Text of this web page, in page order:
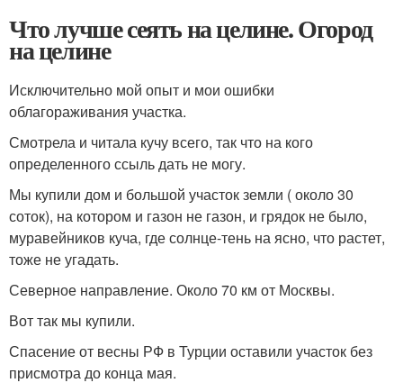
Что лучше сеять на целине. Огород
на целине
Исключительно мой опыт и мои ошибки
облагораживания участка.
Смотрела и читала кучу всего, так что на кого
определенного ссыль дать не могу.
Мы купили дом и большой участок земли ( около 30
соток), на котором и газон не газон, и грядок не было,
муравейников куча, где солнце-тень на ясно, что растет,
тоже не угадать.
Северное направление. Около 70 км от Москвы.
Вот так мы купили.
Спасение от весны РФ в Турции оставили участок без
присмотра до конца мая.